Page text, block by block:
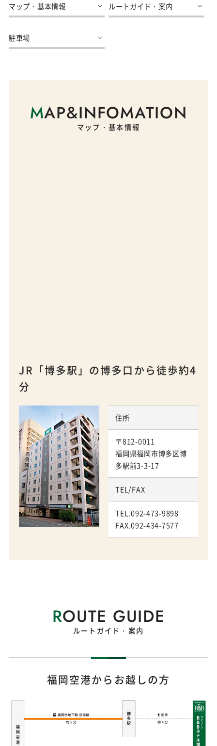
マップ・基本情報 ルートガイド・案内
駐車場
MAP&INFOMATION
マップ・基本情報
JR「博多駅」の博多口から徒歩約4
分
住所
〒812-0011
福岡県福岡市博多区博
多駅前3-3-17
TEL/FAX
TEL.092-473-9898
FAX.092-434-7577
ROUTE GUIDE
ルートガイド・案内
福岡空港からお越しの方